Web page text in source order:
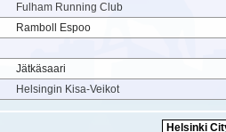
Fulham Running Club
Ramboll Espoo
Jätkäsaari
Helsingin Kisa-Veikot